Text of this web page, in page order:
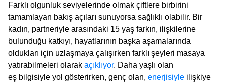
Farklı olgunluk seviyelerinde olmak çiftlere birbirini
tamamlayan bakış açıları sunuyorsa sağlıklı olabilir. Bir
kadın, partneriyle arasındaki 15 yaş farkın, ilişkilerine
bulunduğu katkıyı, hayatlarının başka aşamalarında
oldukları için uzlaşmaya çalışırken farklı şeyleri masaya
yatırabilmeleri olarak açıklıyor. Daha yaşlı olan
eş bilgisiyle yol gösterirken, genç olan, enerjisiyle ilişkiye